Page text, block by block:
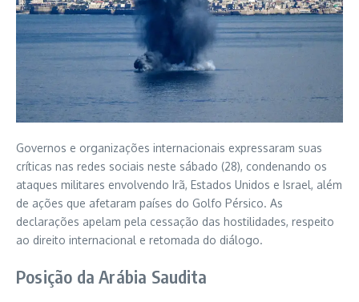
Governos e organizações internacionais expressaram suas
críticas nas redes sociais neste sábado (28), condenando os
ataques militares envolvendo Irã, Estados Unidos e Israel, além
de ações que afetaram países do Golfo Pérsico. As
declarações apelam pela cessação das hostilidades, respeito
ao direito internacional e retomada do diálogo.
Posição da Arábia Saudita